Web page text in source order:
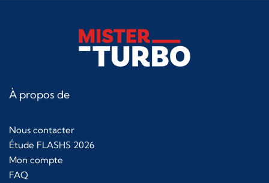
À propos de
Nous contacter
Étude FLASHS 2026
Mon compte
FAQ